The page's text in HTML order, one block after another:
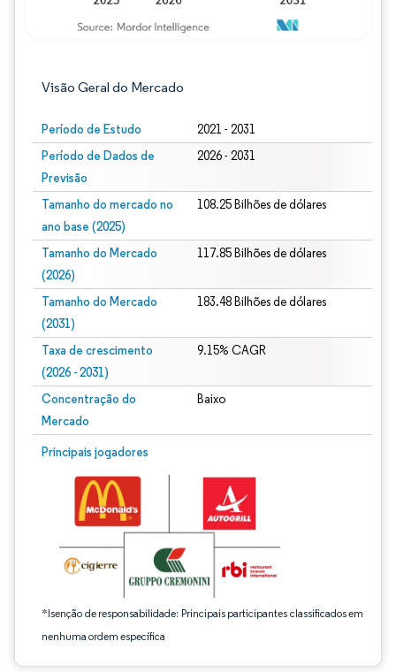
Visão Geral do Mercado
Período de Estudo 2021 - 2031
Período de Dados de
Previsão
2026 - 2031
Tamanho do mercado no
ano base (2025)
108.25 Bilhões de dólares
Tamanho do Mercado
(2026)
117.85 Bilhões de dólares
Tamanho do Mercado
(2031)
183.48 Bilhões de dólares
Taxa de crescimento
(2026 - 2031)
9.15% CAGR
Concentração do
Mercado
Baixo
Principais jogadores
*Isenção de responsabilidade: Principais participantes classificados em
nenhuma ordem específica
Imagem © Mordor Intelligence. O reuso requer atribuição conforme CC BY 4.0.